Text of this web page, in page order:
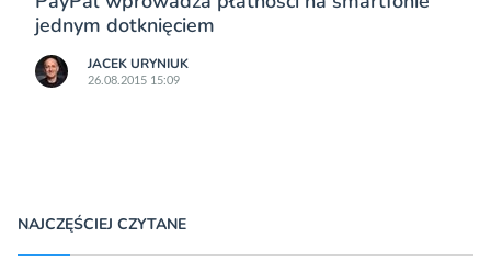
jednym dotknięciem
JACEK URYNIUK
26.08.2015 15:09
NAJCZĘŚCIEJ CZYTANE